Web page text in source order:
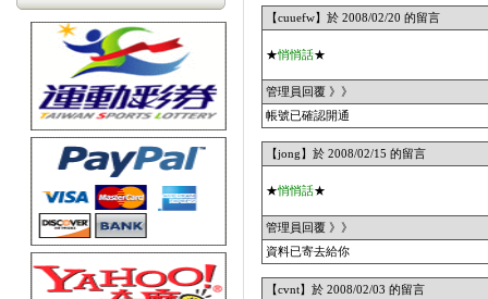
會
員注意)
【cuuefw】於 2008/02/20 的留言
★悄悄話★
管理員回覆 》》
帳號已確認開通
【jong】於 2008/02/15 的留言
★悄悄話★
管理員回覆 》》
資料已寄去給你
【cvnt】於 2008/02/03 的留言